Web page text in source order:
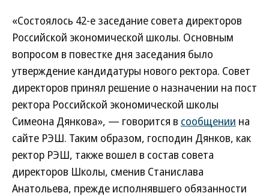
«Состоялось 42-е заседание совета директоров
Российской экономической школы. Основным
вопросом в повестке дня заседания было
утверждение кандидатуры нового ректора. Совет
директоров принял решение о назначении на пост
ректора Российской экономической школы
Симеона Дянкова», — говорится в сообщении на
сайте РЭШ. Таким образом, господин Дянков, как
ректор РЭШ, также вошел в состав совета
директоров Школы, сменив Станислава
Анатольева, прежде исполнявшего обязанности